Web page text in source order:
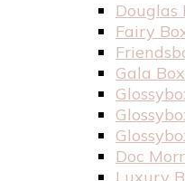
Douglas
Fairy
Gala Box
Doc